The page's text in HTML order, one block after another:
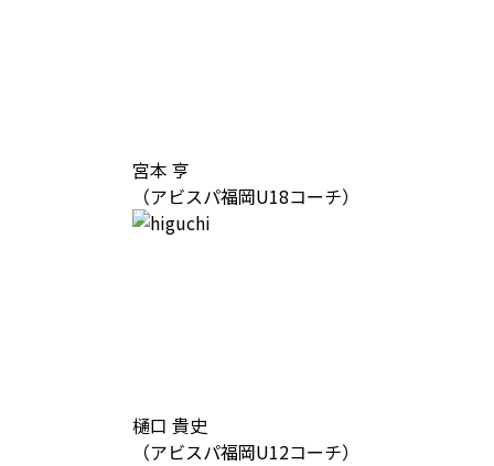
宮本 亨
（アビスパ福岡U18コーチ）
樋口 貴史
（アビスパ福岡U12コーチ）